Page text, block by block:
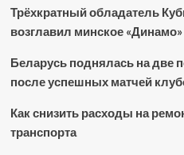
Трёхкратный обладатель
возглавил минское «Динамо»
Беларусь поднялась на две
после успешных матчей
Как снизить расходы на
транспорта